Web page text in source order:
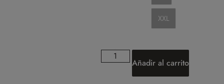
XXL
Añadir al carrito